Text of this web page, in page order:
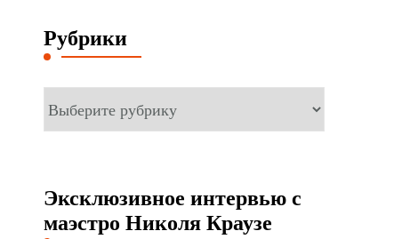
Рубрики
Рубрики
Эксклюзивное интервью с
маэстро Николя Краузе